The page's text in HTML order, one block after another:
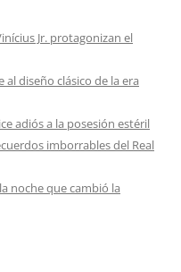
Jr. protagonizan el
diseño clásico de la era
adiós a la posesión estéril
imborrables del Real
noche que cambió la